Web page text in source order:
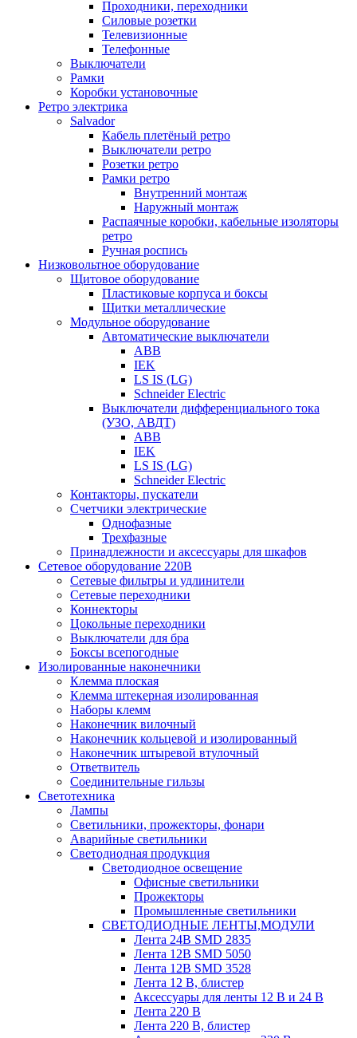
Проходники, переходники
Силовые розетки
Телевизионные
Телефонные
Выключатели
Рамки
Коробки установочные
Ретро электрика
Salvador
Кабель плетёный ретро
Выключатели ретро
Розетки ретро
Рамки ретро
Внутренний монтаж
Наружный монтаж
Распаячные коробки, кабельные изоляторы
ретро
Ручная роспись
Низковольтное оборудование
Щитовое оборудование
Пластиковые корпуса и боксы
Щитки металлические
Модульное оборудование
Автоматические выключатели
ABB
IEK
LS IS (LG)
Schneider Electric
Выключатели дифференциального тока
(УЗО, АВДТ)
ABB
IEK
LS IS (LG)
Schneider Electric
Контакторы, пускатели
Счетчики электрические
Однофазные
Трехфазные
Принадлежности и аксессуары для шкафов
Сетевое оборудование 220В
Сетевые фильтры и удлинители
Сетевые переходники
Коннекторы
Цокольные переходники
Выключатели для бра
Боксы всепогодные
Изолированные наконечники
Клемма плоская
Клемма штекерная изолированная
Наборы клемм
Наконечник вилочный
Наконечник кольцевой и изолированный
Наконечник штыревой втулочный
Ответвитель
Соединительные гильзы
Светотехника
Лампы
Светильники, прожекторы, фонари
Аварийные светильники
Светодиодная продукция
Светодиодное освещение
Офисные светильники
Прожекторы
Промышленные светильники
СВЕТОДИОДНЫЕ ЛЕНТЫ,МОДУЛИ
Лента 24В SMD 2835
Лента 12В SMD 5050
Лента 12В SMD 3528
Лента 12 В, блистер
Аксессуары для ленты 12 В и 24 В
Лента 220 В
Лента 220 В, блистер